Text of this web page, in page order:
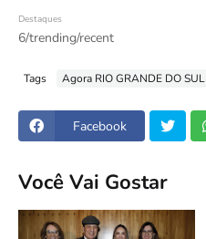
Destaques
6/trending/recent
Tags Agora RIO GRANDE DO SUL
Facebook
Você Vai Gostar